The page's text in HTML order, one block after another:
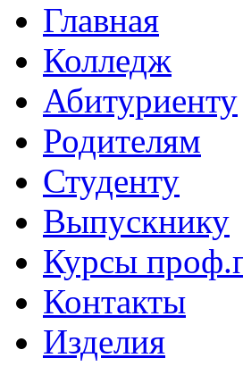
Главная
Колледж
Абитуриенту
Родителям
Студенту
Выпускнику
Курсы
Контакты
Изделия